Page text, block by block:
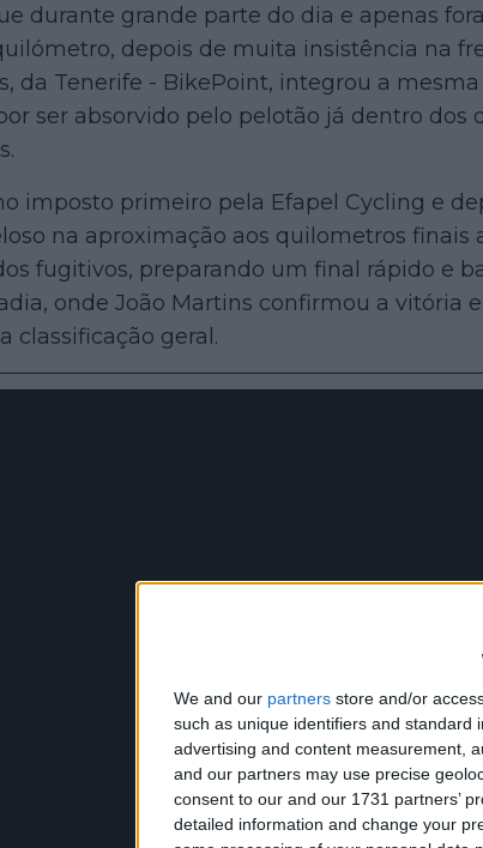
We and our partners store and/or
such as unique identifiers and standard
advertising and content measurement,
and our partners may use precise
consent to our and our 1731 partners’
detailed information and change your
durante grande parte do dia e apenas
depois de muita insistência na
da Tenerife - BikePoint, integrou a
ser absorvido pelo pelotão já dentro dos
imposto primeiro pela Efapel Cycling e
na aproximação aos quilometros finais
fugitivos, preparando um final rápido e
onde João Martins confirmou a vitória
classificação geral.